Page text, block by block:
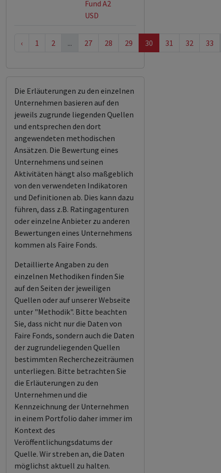
Fund A2
USD
‹ 1 2 ... 27 28 29 30 31 32 33
Die Erläuterungen zu den einzelnen
Unternehmen basieren auf den
jeweils zugrunde liegenden Quellen
und entsprechen den dort
angewendeten methodischen
Ansätzen. Die Bewertung eines
Unternehmens und seinen
Aktivitäten hängt also maßgeblich
von den verwendeten Indikatoren
und Definitionen ab. Dies kann dazu
führen, dass z.B. Ratingagenturen
oder einzelne Anbieter zu anderen
Bewertungen eines Unternehmens
kommen als Faire Fonds.
Detaillierte Angaben zu den
einzelnen Methodiken finden Sie
auf den Seiten der jeweiligen
Quellen oder auf unserer Webseite
unter "Methodik". Bitte beachten
Sie, dass nicht nur die Daten von
Faire Fonds, sondern auch die Daten
der zugrundeliegenden Quellen
bestimmten Recherchezeiträumen
unterliegen. Bitte betrachten Sie
die Erläuterungen zu den
Unternehmen und die
Kennzeichnung der Unternehmen
in einem Portfolio daher immer im
Kontext des
Veröffentlichungsdatums der
Quelle. Wir streben an, die Daten
möglichst aktuell zu halten.